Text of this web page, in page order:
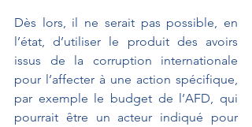
Dès lors, il ne serait pas possible, en
l’état, d’utiliser le produit des avoirs
issus de la corruption internationale
pour l’affecter à une action spécifique,
par exemple le budget de l’AFD, qui
pourrait être un acteur indiqué pour